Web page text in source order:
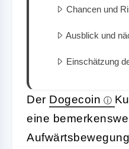
Chancen und
Ausblick und
Einschätzung
Der Dogecoin
eine